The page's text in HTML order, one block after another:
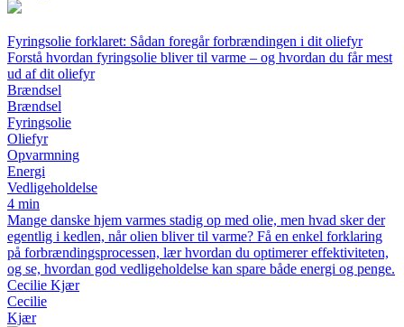
Fyringsolie forklaret: Sådan foregår forbrændingen i dit oliefyr
Forstå hvordan fyringsolie bliver til varme – og hvordan du får mest
ud af dit oliefyr
Brændsel
Brændsel
Fyringsolie
Oliefyr
Opvarmning
Energi
Vedligeholdelse
4 min
Mange danske hjem varmes stadig op med olie, men hvad sker der
egentlig i kedlen, når olien bliver til varme? Få en enkel forklaring
på forbrændingsprocessen, lær hvordan du optimerer effektiviteten,
og se, hvordan god vedligeholdelse kan spare både energi og penge.
Cecilie Kjær
Cecilie
Kjær